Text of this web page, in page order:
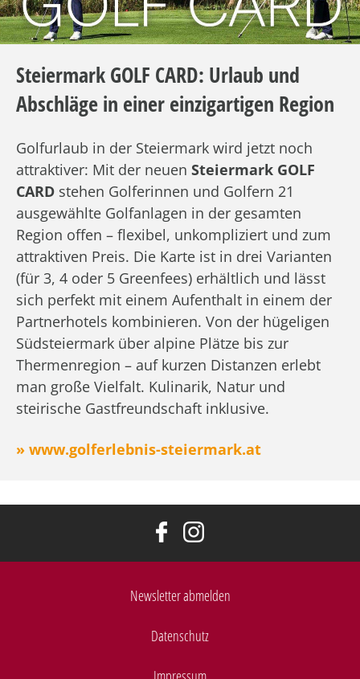
Steiermark GOLF CARD: Urlaub und
Abschläge in einer einzigartigen Region
Golfurlaub in der Steiermark wird jetzt noch
attraktiver: Mit der neuen Steiermark GOLF
CARD stehen Golferinnen und Golfern 21
ausgewählte Golfanlagen in der gesamten
Region offen – flexibel, unkompliziert und zum
attraktiven Preis. Die Karte ist in drei Varianten
(für 3, 4 oder 5 Greenfees) erhältlich und lässt
sich perfekt mit einem Aufenthalt in einem der
Partnerhotels kombinieren. Von der hügeligen
Südsteiermark über alpine Plätze bis zur
Thermenregion – auf kurzen Distanzen erlebt
man große Vielfalt. Kulinarik, Natur und
steirische Gastfreundschaft inklusive.
» www.golferlebnis-steiermark.at
Newsletter abmelden
Datenschutz